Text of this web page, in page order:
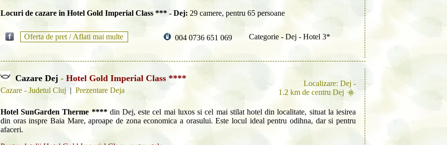
Locuri de cazare in Hotel Gold Imperial Class *** - Dej: 29 camere, pentru 65 persoane
Oferta de pret / Aflati mai multe 004 0736 651 069 Categorie - Dej - Hotel 3*
Cazare Dej - Hotel Gold Imperial Class ****
Cazare - Judetul Cluj | Prezentare Deja
Localizare: Dej -
1.2 km de centru Dej
Hotel SunGarden Therme ****din Dej, este cel mai luxos si cel mai stilat hotel din localitate, situat la iesirea
din oras inspre Baia Mare, aproape de zona economica a orasului. Este locul ideal pentru odihna, dar si pentru
afaceri.